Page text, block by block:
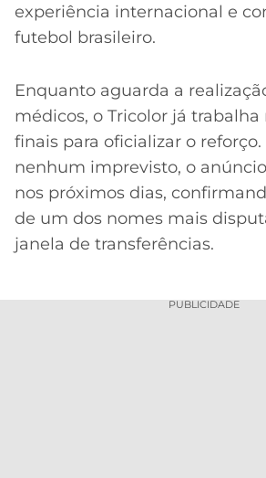
experiência internacional e
futebol brasileiro.
Enquanto aguarda a
médicos, o Tricolor já
finais para oficializar o reforço.
nenhum imprevisto, o
nos próximos dias,
de um dos nomes mais
janela de transferências.
PUBLICIDADE